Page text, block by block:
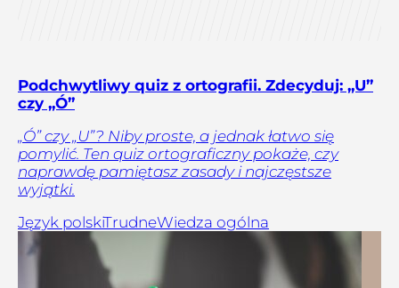
Podchwytliwy quiz z ortografii. Zdecyduj: „U”
czy „Ó”
„Ó” czy „U”? Niby proste, a jednak łatwo się
pomylić. Ten quiz ortograficzny pokaże, czy
naprawdę pamiętasz zasady i najczęstsze
wyjątki.
Język polskiTrudneWiedza ogólna